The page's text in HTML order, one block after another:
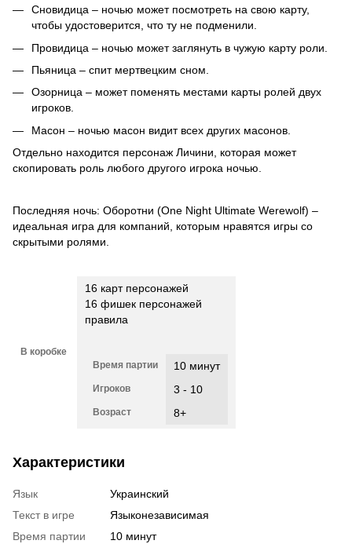
Сновидица – ночью может посмотреть на свою карту,
чтобы удостоверится, что ту не подменили.
Провидица – ночью может заглянуть в чужую карту роли.
Пьяница – спит мертвецким сном.
Озорница – может поменять местами карты ролей двух
игроков.
Масон – ночью масон видит всех других масонов.
Отдельно находится персонаж Личини, которая может
скопировать роль любого другого игрока ночью.
Последняя ночь: Оборотни (One Night Ultimate Werewolf) –
идеальная игра для компаний, которым нравятся игры со
скрытыми ролями.
В коробке
16 карт персонажей
16 фишек персонажей
правила
Время партии 10 минут
Игроков 3 - 10
Возраст 8+
Характеристики
Язык
Украинский
Текст в игре
Языконезависимая
Время партии
10 минут